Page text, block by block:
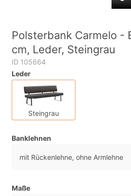
Polsterbank Carmelo -
cm, Leder, Steingrau
ID 105664
Leder
Steingrau
Banklehnen
mit Rückenlehne, ohne Armlehne
Maße